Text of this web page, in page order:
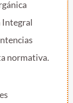
Integral
normativa.